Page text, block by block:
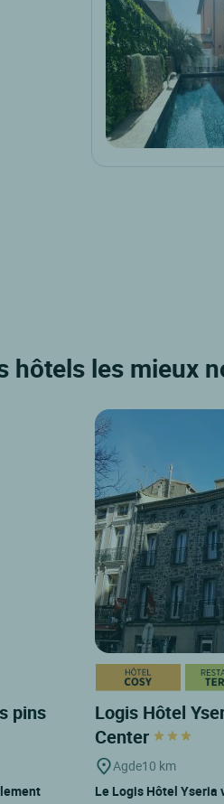
hôtels les mieux
pins
Logis Hôtel
Center
Agde10 km
Le Logis Hôtel Yseria